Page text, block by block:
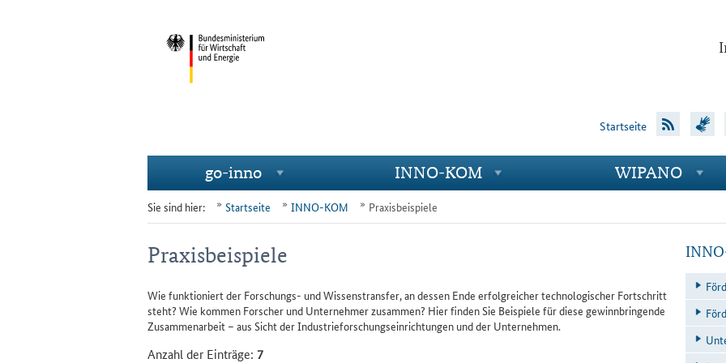
Startseite
Navigation
go-in­no IN­NO-KOM WI­PA­NO
Sie sind hier: Startseite INNO-KOM Praxisbeispiele
Praxisbeispiele
Wie funktioniert der Forschungs- und Wissenstransfer, an dessen Ende erfolgreicher technologischer Fortschritt
steht? Wie kommen Forscher und Unternehmer zusammen? Hier finden Sie Beispiele für diese gewinnbringende
Zusammenarbeit – aus Sicht der Industrieforschungseinrichtungen und der Unternehmen.
Anzahl der Einträge: 7